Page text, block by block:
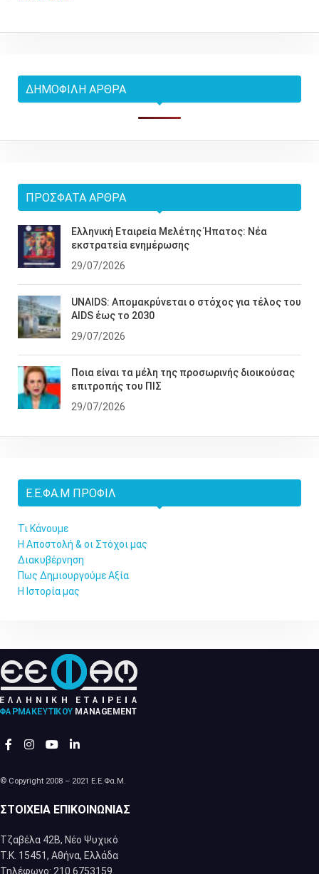
ΔΗΜΟΦΙΛΉ ΆΡΘΡΑ
ΠΡΌΣΦΑΤΑ ΆΡΘΡΑ
Ελληνική Εταιρεία Μελέτης Ήπατος: Νέα
εκστρατεία ενημέρωσης
29/07/2026
UNAIDS: Απομακρύνεται ο στόχος για τέλος του
AIDS έως το 2030
29/07/2026
Ποια είναι τα μέλη της προσωρινής διοικούσας
επιτροπής του ΠΙΣ
29/07/2026
Ε.Ε.ΦΑ.Μ ΠΡΟΦΊΛ
Τι Κάνουμε
Η Αποστολή & οι Στόχοι μας
Διακυβέρνηση
Πως Δημιουργούμε Αξία
Η Ιστορία μας
© Copyright 2008 – 2021 Ε.Ε.Φα.Μ.
ΣΤΟΙΧΕΊΑ ΕΠΙΚΟΙΝΩΝΊΑΣ
Τζαβέλα 42Β, Νέο Ψυχικό
Τ.Κ. 15451, Αθήνα, Eλλάδα
Τηλέφωνο: 210 6753159